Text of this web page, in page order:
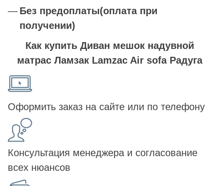
Без предоплаты(оплата при
получении)
Как купить Диван мешок надувной
матрас Ламзак Lamzac Air sofa Радуга
Оформить заказ на сайте или по телефону
Консультация менеджера и согласование
всех нюансов